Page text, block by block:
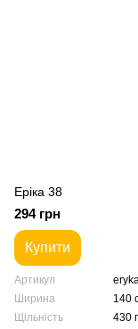
Еріка 38
294 грн
Купити
Артикул
Ширина
140
Щільність
430